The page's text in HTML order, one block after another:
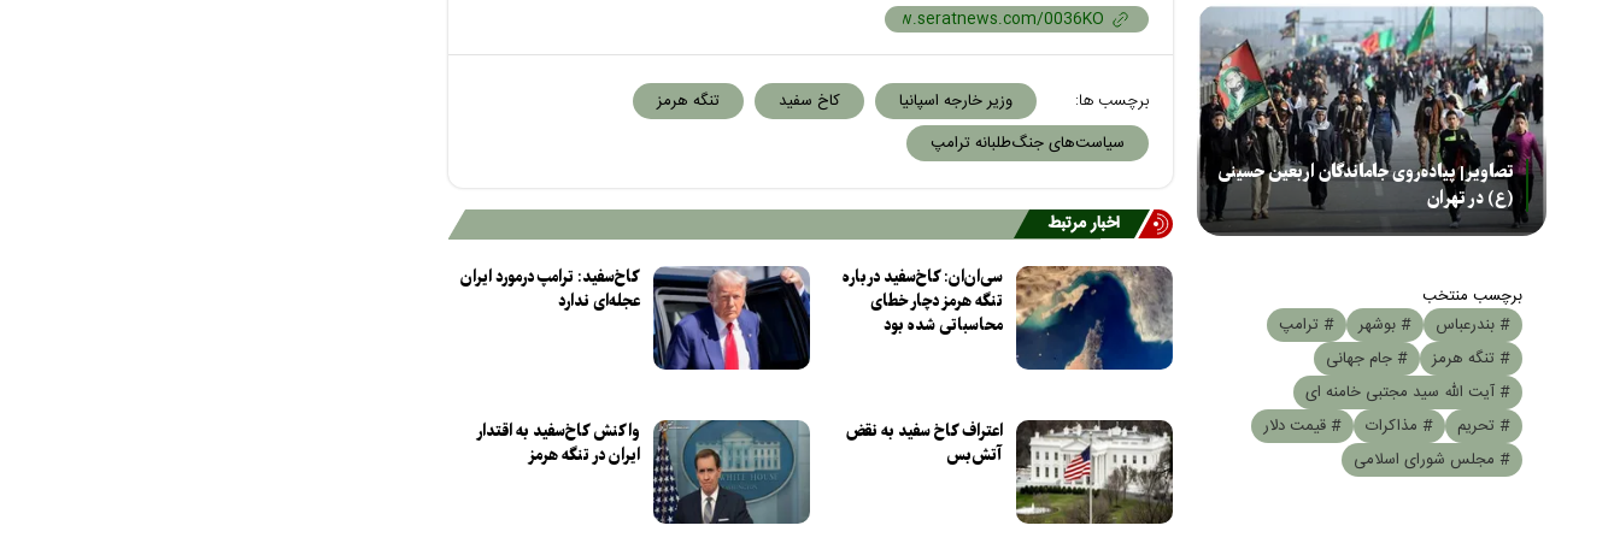
برچسب ها: وزیر خارجه اسپانیا کاخ سفید
تنگه هرمز
سیاست‌های جنگ‌طلبانه ترامپ
اخبار مرتبط
سی‌ان‌ان: کاخ‌سفید درباره
تنگه هرمز دچار خطای
محاسباتی شده بود
کاخ‌سفید: ترامپ درمورد ایران
عجله‌ای ندارد
اعتراف کاخ سفید به نقض
آتش‌بس
واکنش کاخ‌سفید به اقتدار
ایران در تنگه هرمز
تصاویر| پیاده‌روی جاماندگان اربعین حسینی
(ع) در تهران
برچسب منتخب
# بندرعباس
# بوشهر
# ترامپ
# تنگه هرمز
# جام جهانی
# آیت الله سید مجتبی خامنه ای
# تحریم
# مذاکرات
# قیمت دلار
# مجلس شورای اسلامی